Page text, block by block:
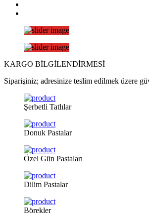
KARGO BİLGİLENDİRMESİ
Siparişiniz; adresinize teslim edilmek üzere
Şerbetli Tatlılar
Donuk Pastalar
Özel Gün Pastaları
Dilim Pastalar
Börekler